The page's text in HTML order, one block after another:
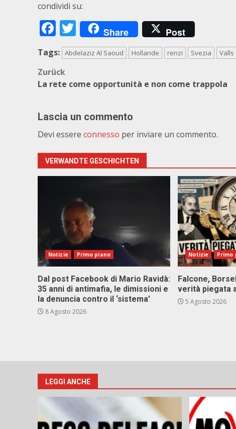
condividi su:
Facebook
Twitter
Share Post
Tags: Abdelaziz Al Saoud Hollande renzi Svezia Valls
Beitragsnavigation
Zurück
La rete come opportunità e non come trappola
Lascia un commento
Devi essere connesso per inviare un commento.
VERWANDTE GESCHICHTEN
Notizie Primo piano
Dal post Facebook di Mario Ravidà:
35 anni di antimafia, le dimissioni e
la denuncia contro il ‘sistema’
8 Agosto 2026
Notizie Primo
Falcone,
verità piegata
5 Agosto 2026
LEGGI ANCHE